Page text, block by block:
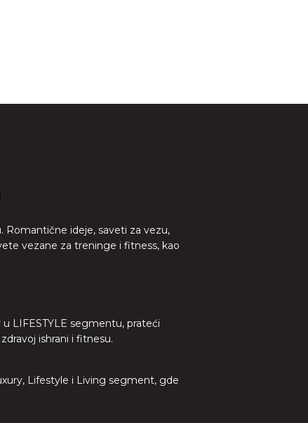
Romantične ideje, saveti za vezu,
vezane za treninge i fitness, kao
LIFESTYLE segmentu, prateći
ishrani i fitnesu.
Lifestyle i Living segment, gde